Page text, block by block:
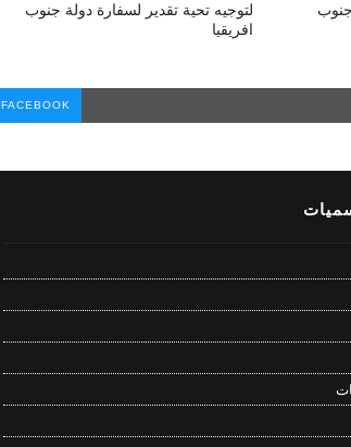
جنوب
لتوجيه تحية تقدير لسفارة دولة جنوب
افريقيا
FACEBOOK